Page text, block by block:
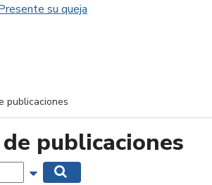
su queja
publicaciones
publicaciones
Mostrar opciones de búsqueda